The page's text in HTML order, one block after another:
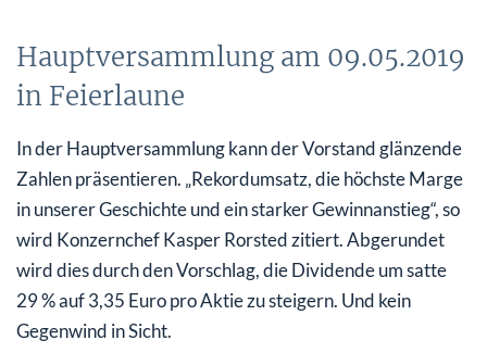
Hauptversammlung am 09.05.2019
in Feierlaune
In der Hauptversammlung kann der Vorstand glänzende
Zahlen präsentieren. „Rekordumsatz, die höchste Marge
in unserer Geschichte und ein starker Gewinnanstieg“, so
wird Konzernchef Kasper Rorsted zitiert. Abgerundet
wird dies durch den Vorschlag, die Dividende um satte
29 % auf 3,35 Euro pro Aktie zu steigern. Und kein
Gegenwind in Sicht.